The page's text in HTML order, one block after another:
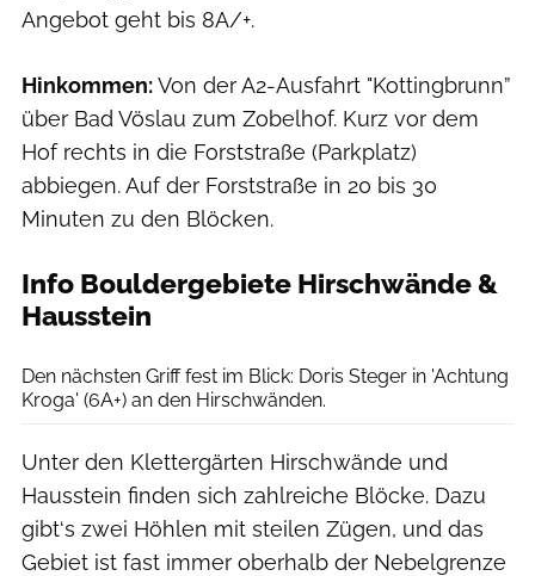
Angebot geht bis 8A/+.
Hinkommen:Von der A2-Ausfahrt "Kottingbrunn”
über Bad Vöslau zum Zobelhof. Kurz vor dem
Hof rechts in die Forststraße (Parkplatz)
abbiegen. Auf der Forststraße in 20 bis 30
Minuten zu den Blöcken.
Info Bouldergebiete Hirschwände &
Hausstein
Den nächsten Griff fest im Blick: Doris Steger in 'Achtung
Kroga' (6A+) an den Hirschwänden.
Unter den Klettergärten Hirschwände und
Hausstein finden sich zahlreiche Blöcke. Dazu
gibt‘s zwei Höhlen mit steilen Zügen, und das
Gebiet ist fast immer oberhalb der Nebelgrenze